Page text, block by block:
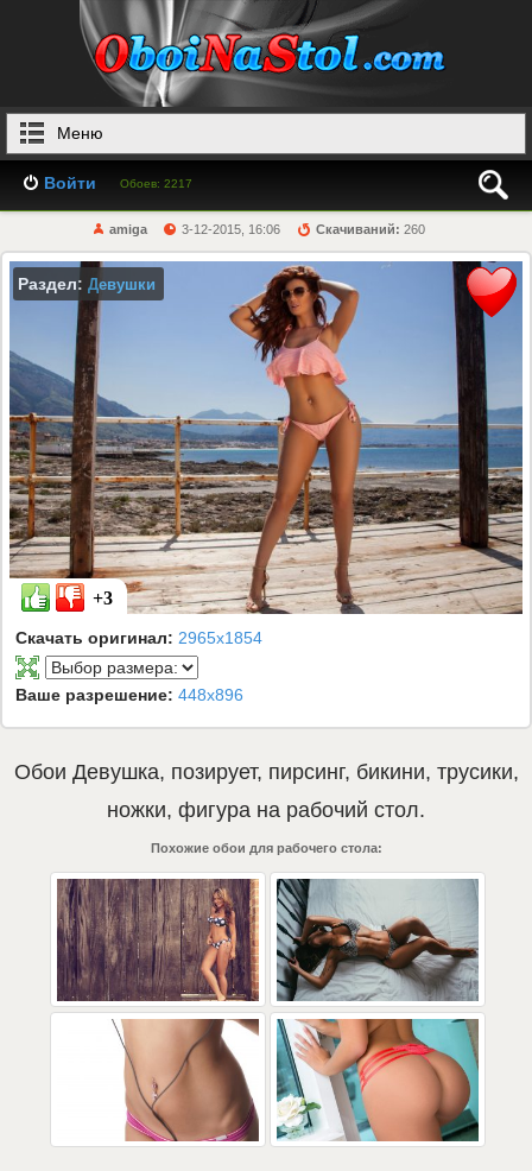
Меню
Войти Обоев: 2217
amiga 3-12-2015, 16:06 Скачиваний: 260
Раздел: Девушки
+3
Скачать оригинал: 2965x1854
Ваше разрешение: 448x896
Обои Девушка, позирует, пирсинг, бикини, трусики,
ножки, фигура на рабочий стол.
Похожие обои для рабочего стола: